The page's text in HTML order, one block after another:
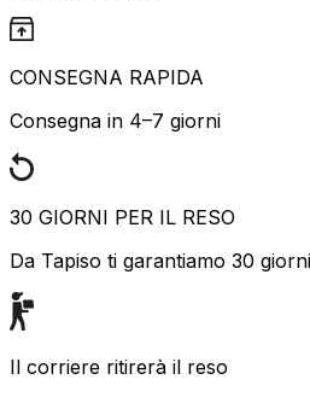
CONSEGNA RAPIDA
Consegna in 4–7 giorni
30 GIORNI PER IL RESO
Da Tapiso ti garantiamo 30
Il corriere ritirerà il reso